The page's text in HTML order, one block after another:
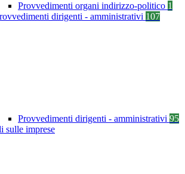
Provvedimenti organi indirizzo-politico 1
dirigenti - amministrativi 107
Provvedimenti dirigenti - amministrativi 95
sulle imprese